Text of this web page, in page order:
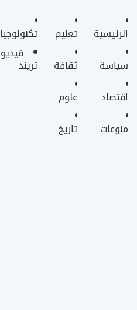
الرئيسية
سياسة
اقتصاد
منوعات
تعليم
ثقافة
علوم
تاريخ
تكنولوجيا
فيديو
تريند